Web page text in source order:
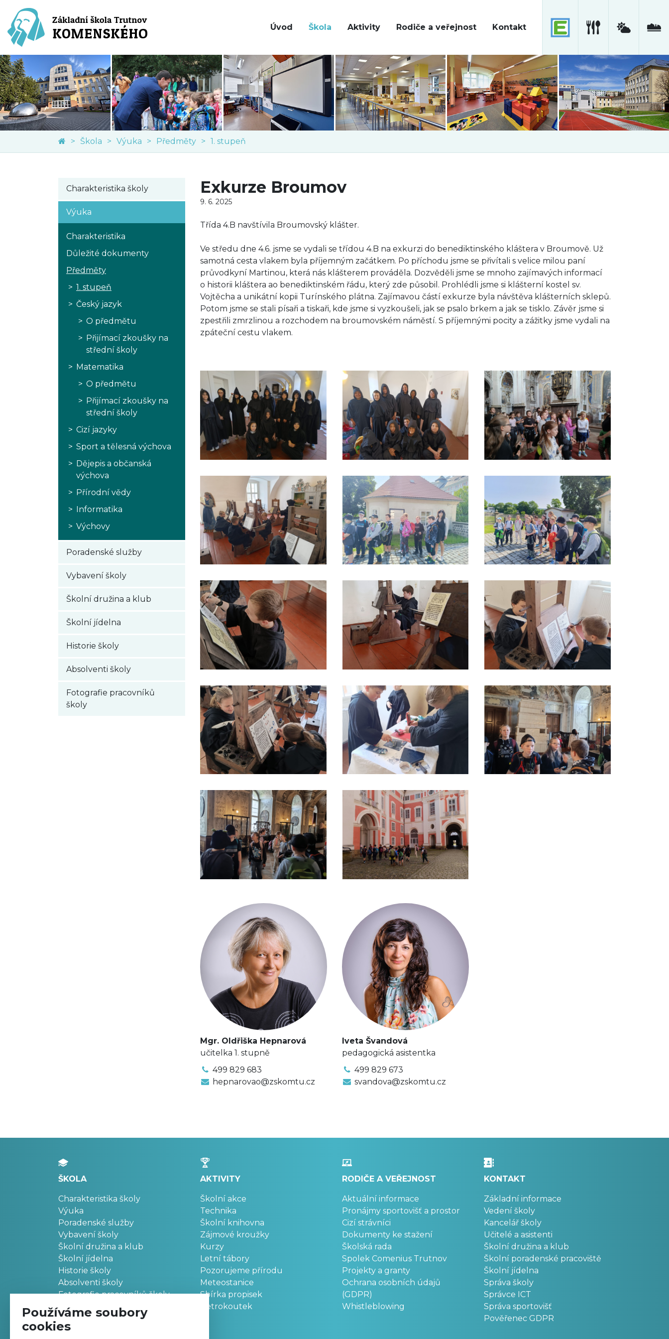
Úvod Škola Aktivity Rodiče a veřejnost Kontakt
Škola Výuka Předměty 1. stupeň
Charakteristika školy
Výuka
Charakteristika
Důležité dokumenty
Předměty
1. stupeň
Český jazyk
O předmětu
Přijímací zkoušky na
střední školy
Matematika
O předmětu
Přijímací zkoušky na
střední školy
Cizí jazyky
Sport a tělesná výchova
Dějepis a občanská
výchova
Přírodní vědy
Informatika
Výchovy
Poradenské služby
Vybavení školy
Školní družina a klub
Školní jídelna
Historie školy
Absolventi školy
Fotografie pracovníků
školy
Exkurze Broumov
9. 6. 2025
Třída 4.B navštívila Broumovský klášter.
Ve středu dne 4.6. jsme se vydali se třídou 4.B na exkurzi do benediktinského kláštera v Broumově. Už
samotná cesta vlakem byla příjemným začátkem. Po příchodu jsme se přivítali s velice milou paní
průvodkyní Martinou, která nás klášterem prováděla. Dozvěděli jsme se mnoho zajímavých informací
o historii kláštera ao benediktinském řádu, který zde působil. Prohlédli jsme si klášterní kostel sv.
Vojtěcha a unikátní kopii Turínského plátna. Zajímavou částí exkurze byla návštěva klášterních sklepů.
Potom jsme se stali písaři a tiskaři, kde jsme si vyzkoušeli, jak se psalo brkem a jak se tisklo. Závěr jsme si
zpestřili zmrzlinou a rozchodem na broumovském náměstí. S příjemnými pocity a zážitky jsme vydali na
zpáteční cestu vlakem.
Mgr. Oldřiška Hepnarová
učitelka 1. stupně
499 829 683
hepnarovao@zskomtu.cz
Iveta Švandová
pedagogická asistentka
499 829 673
svandova@zskomtu.cz
ŠKOLA
Charakteristika školy
Výuka
Poradenské služby
Vybavení školy
Školní družina a klub
Školní jídelna
Historie školy
Absolventi školy
Fotografie pracovníků školy
AKTIVITY
Školní akce
Technika
Školní knihovna
Zájmové kroužky
Kurzy
Letní tábory
Pozorujeme přírodu
Meteostanice
Sbírka propisek
Retrokoutek
RODIČE A VEŘEJNOST
Aktuální informace
Pronájmy sportovišť a prostor
Cizí strávníci
Dokumenty ke stažení
Školská rada
Spolek Comenius Trutnov
Projekty a granty
Ochrana osobních údajů
(GDPR)
Whistleblowing
KONTAKT
Základní informace
Vedení školy
Kancelář školy
Učitelé a asistenti
Školní družina a klub
Školní poradenské pracoviště
Školní jídelna
Správa školy
Správce ICT
Správa sportovišť
Pověřenec GDPR
Používáme soubory
cookies